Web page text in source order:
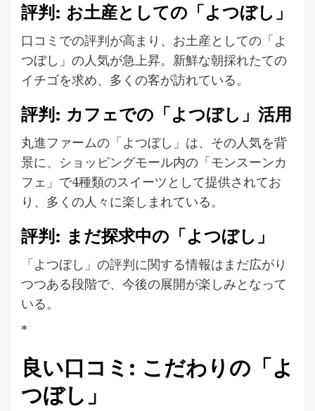
評判: お土産としての「よつぼし」
口コミでの評判が高まり、お土産としての「よ
つぼし」の人気が急上昇。新鮮な朝採れたての
イチゴを求め、多くの客が訪れている。
評判: カフェでの「よつぼし」活用
丸進ファームの「よつぼし」は、その人気を背
景に、ショッピングモール内の「モンスーンカ
フェ」で4種類のスイーツとして提供されてお
り、多くの人々に楽しまれている。
評判: まだ探求中の「よつぼし」
「よつぼし」の評判に関する情報はまだ広がり
つつある段階で、今後の展開が楽しみとなって
いる。
*
良い口コミ: こだわりの「よ
つぼし」